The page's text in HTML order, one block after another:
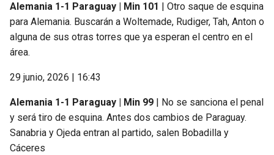
Alemania 1-1 Paraguay | Min 101
| Otro saque de esquina
para Alemania. Buscarán a Woltemade, Rudiger, Tah, Anton o
alguna de sus otras torres que ya esperan el centro en el
área.
29 junio, 2026 | 16:43
Alemania 1-1 Paraguay | Min 99
| No se sanciona el penal
y será tiro de esquina. Antes dos cambios de Paraguay.
Sanabria y Ojeda entran al partido, salen Bobadilla y
Cáceres